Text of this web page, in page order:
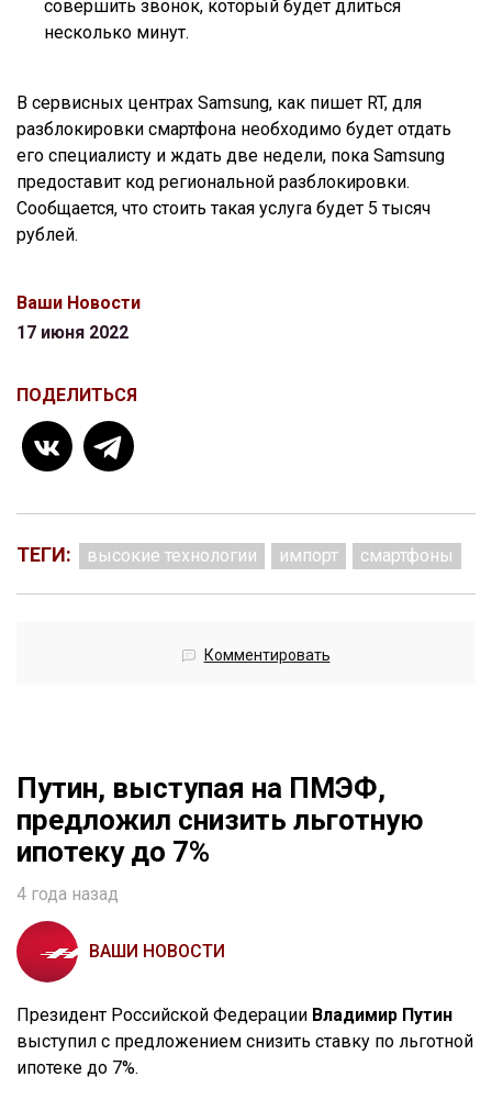
совершить звонок, который будет длиться
несколько минут.
В сервисных центрах Samsung, как пишет RT, для
разблокировки смартфона необходимо будет отдать
его специалисту и ждать две недели, пока Samsung
предоставит код региональной разблокировки.
Сообщается, что стоить такая услуга будет 5 тысяч
рублей.
Ваши Новости
17 июня 2022
ПОДЕЛИТЬСЯ
ТЕГИ: высокие технологии импорт смартфоны
Комментировать
Путин, выступая на ПМЭФ,
предложил снизить льготную
ипотеку до 7%
4 года назад
ВАШИ НОВОСТИ
Президент Российской Федерации Владимир Путин
выступил с предложением снизить ставку по льготной
ипотеке до 7%.